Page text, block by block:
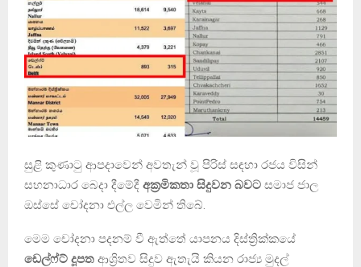
සුළි කුණාටු ආපදාවෙන් අවතැන් වූ පිරිස් සඳහා රජය විසින්
සහනාධාර බෙදා දීමේදී අක්‍රමිකතා සිදුවන බවට සමාජ ජාල
ඔස්සේ චෝදනා එල්ල වෙමින් තිබේ.
මෙම චෝදනා පදනම් වී ඇත්තේ යාපනය දිස්ත්‍රික්කයේ
ඩෙල්ෆ්ට් දූපත ආශ්‍රිතව සිදුව ඇතැයි කියන රාජ්‍ය මුදල්